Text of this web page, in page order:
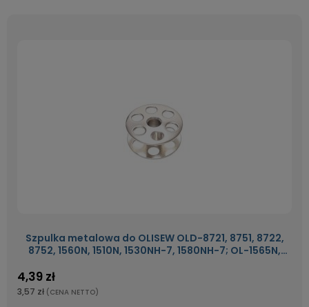
Szpulka metalowa do OLISEW OLD-8721, 8751, 8722,
8752, 1560N, 1510N, 1530NH-7, 1580NH-7; OL-1565N,
4,39 zł
3,57 zł (CENA NETTO)